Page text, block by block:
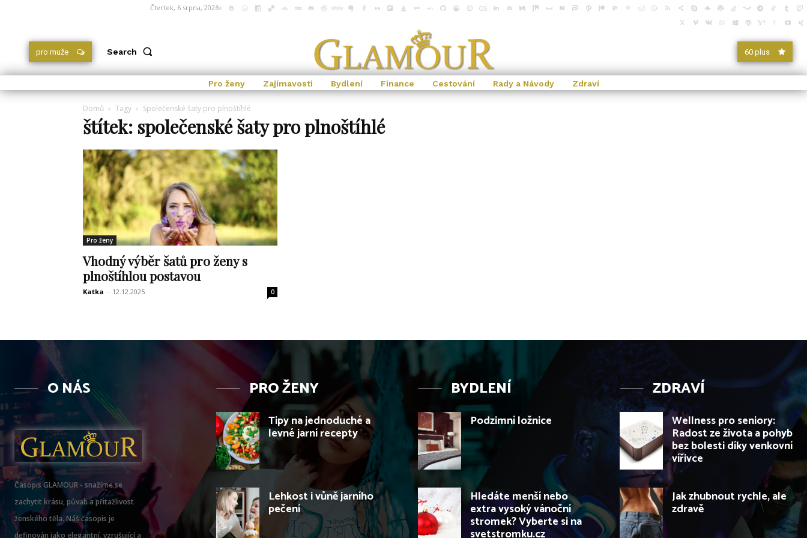
Čtvrtek, 6 srpna, 2026
pro muže Search 60 plus
Pro ženy Zajímavosti Bydlení Finance Cestování Rady a Návody Zdraví
Domů Tagy Společenské šaty pro plnoštíhlé
štítek: společenské šaty pro plnoštíhlé
Pro ženy
Vhodný výběr šatů pro ženy s
plnoštíhlou postavou
Katka - 12.12.2025 0
O NÁS
Časopis GLAMOUR - snažíme se
zachytit krásu, půvab a přitažlivost
ženského těla. Náš časopis je
definován jako elegantní, vzrušující a
PRO ŽENY
Tipy na jednoduché a
levné jarní recepty
Lehkost i vůně jarního
pečení
BYDLENÍ
Podzimní ložnice
Hledáte menší nebo
extra vysoký vánoční
stromek? Vyberte si na
svetstromku.cz
ZDRAVÍ
Wellness pro seniory:
Radost ze života a pohyb
bez bolesti díky venkovní
vířivce
Jak zhubnout rychle, ale
zdravě